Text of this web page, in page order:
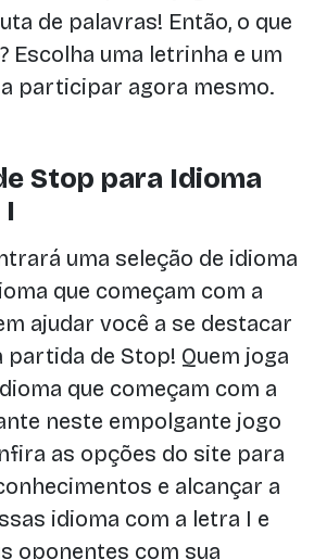
de palavras! Então, o que
Escolha uma letrinha e um
participar agora mesmo.
Stop para Idioma
uma seleção de idioma
que começam com a
ajudar você a se destacar
partida de Stop! Quem joga
que começam com a
neste empolgante jogo
as opções do site para
e alcançar a
idioma com a letra I e
oponentes com sua